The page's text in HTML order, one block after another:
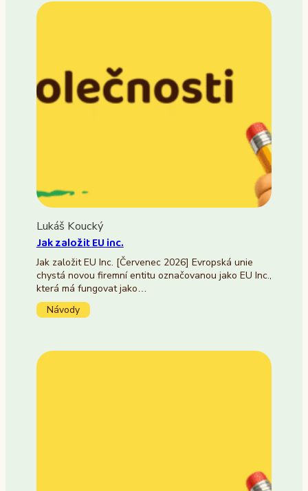
Lukáš Koucký
Jak založit EU inc.
Jak založit EU Inc. [Červenec 2026] Evropská unie
chystá novou firemní entitu označovanou jako EU Inc.,
která má fungovat jako…
Návody